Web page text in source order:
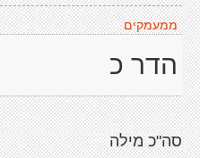
ממעמקים
הדר כ
סה"כ מילה